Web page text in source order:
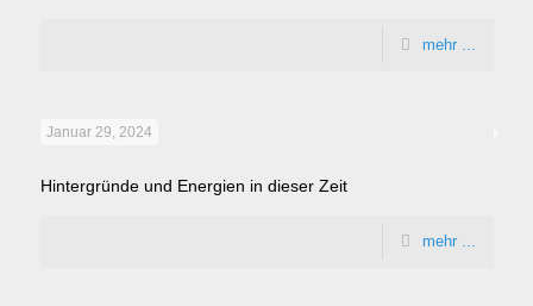
mehr ...
Januar 29, 2024
Hintergründe und Energien in dieser Zeit
mehr ...